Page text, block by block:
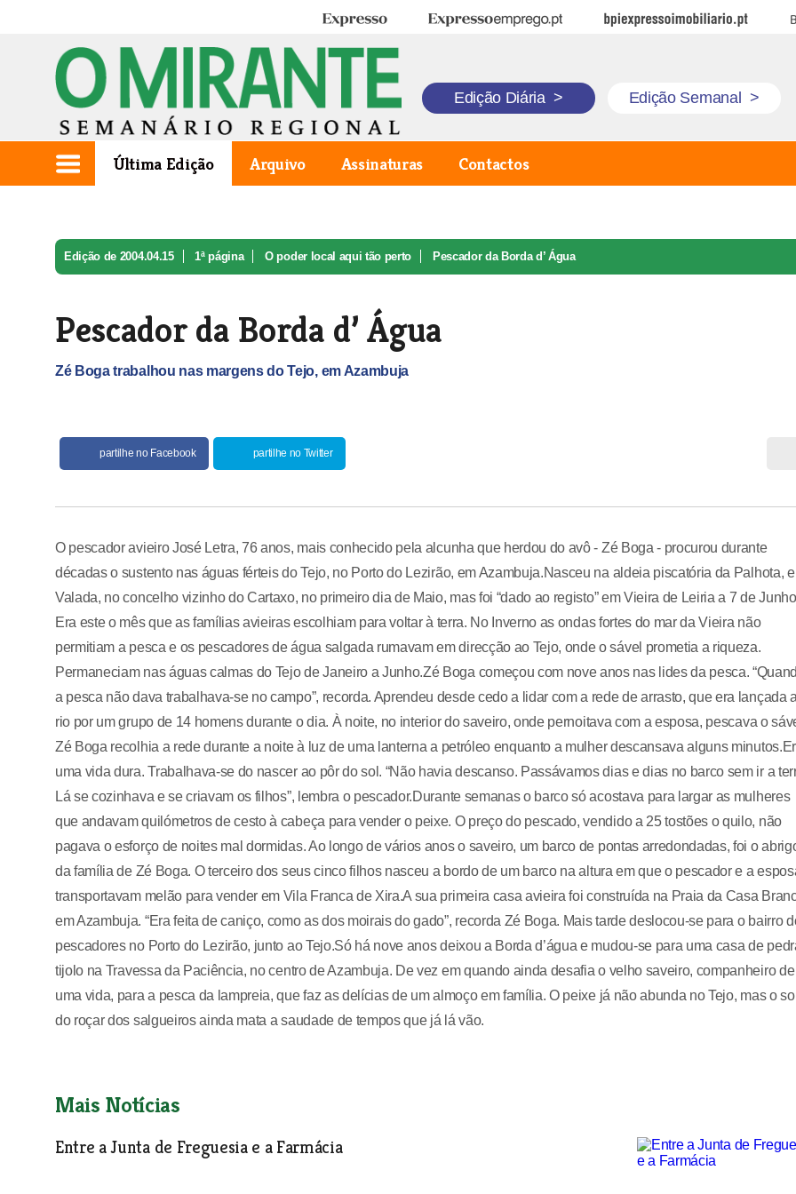
Expresso Expresso Emprego BPI Expresso Imobiliário
Edição Diária > Edição Semanal >
Última Edição Arquivo Assinaturas Contactos
Edição de 2004.04.15 1ª página O poder local aqui tão perto Pescador da Borda d’ Água
Pescador da Borda d’ Água
Zé Boga trabalhou nas margens do Tejo, em Azambuja
partilhe no Facebook partilhe no Twitter
O pescador avieiro José Letra, 76 anos, mais conhecido pela alcunha que herdou do avô - Zé Boga - procurou durante
décadas o sustento nas águas férteis do Tejo, no Porto do Lezirão, em Azambuja.Nasceu na aldeia piscatória da Palhota,
Valada, no concelho vizinho do Cartaxo, no primeiro dia de Maio, mas foi “dado ao registo” em Vieira de Leiria a 7 de
Era este o mês que as famílias avieiras escolhiam para voltar à terra. No Inverno as ondas fortes do mar da Vieira não
permitiam a pesca e os pescadores de água salgada rumavam em direcção ao Tejo, onde o sável prometia a riqueza.
Permaneciam nas águas calmas do Tejo de Janeiro a Junho.Zé Boga começou com nove anos nas lides da pesca.
a pesca não dava trabalhava-se no campo”, recorda. Aprendeu desde cedo a lidar com a rede de arrasto, que era lançada
rio por um grupo de 14 homens durante o dia. À noite, no interior do saveiro, onde pernoitava com a esposa, pescava o
Zé Boga recolhia a rede durante a noite à luz de uma lanterna a petróleo enquanto a mulher descansava alguns
uma vida dura. Trabalhava-se do nascer ao pôr do sol. “Não havia descanso. Passávamos dias e dias no barco sem ir a
Lá se cozinhava e se criavam os filhos”, lembra o pescador.Durante semanas o barco só acostava para largar as mulheres
que andavam quilómetros de cesto à cabeça para vender o peixe. O preço do pescado, vendido a 25 tostões o quilo, não
pagava o esforço de noites mal dormidas. Ao longo de vários anos o saveiro, um barco de pontas arredondadas, foi o
da família de Zé Boga. O terceiro dos seus cinco filhos nasceu a bordo de um barco na altura em que o pescador e a
transportavam melão para vender em Vila Franca de Xira.A sua primeira casa avieira foi construída na Praia da Casa
em Azambuja. “Era feita de caniço, como as dos moirais do gado”, recorda Zé Boga. Mais tarde deslocou-se para o bairro
pescadores no Porto do Lezirão, junto ao Tejo.Só há nove anos deixou a Borda d’água e mudou-se para uma casa de
tijolo na Travessa da Paciência, no centro de Azambuja. De vez em quando ainda desafia o velho saveiro, companheiro de
uma vida, para a pesca da lampreia, que faz as delícias de um almoço em família. O peixe já não abunda no Tejo, mas o
do roçar dos salgueiros ainda mata a saudade de tempos que já lá vão.
Mais Notícias
Entre a Junta de Freguesia e a Farmácia